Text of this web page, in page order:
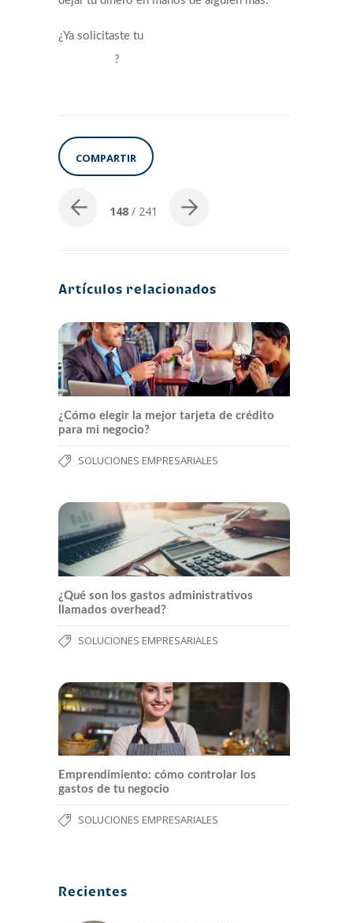
¿Ya solicitaste tu
?
COMPARTIR
148 / 241
Artículos relacionados
¿Cómo elegir la mejor tarjeta de crédito
para mi negocio?
SOLUCIONES EMPRESARIALES
¿Qué son los gastos administrativos
llamados overhead?
SOLUCIONES EMPRESARIALES
Emprendimiento: cómo controlar los
gastos de tu negocio
SOLUCIONES EMPRESARIALES
Recientes